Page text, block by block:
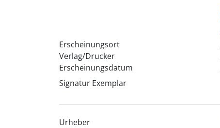
Erscheinungsort
Verlag/Drucker
Erscheinungsdatum
Signatur Exemplar
Urheber